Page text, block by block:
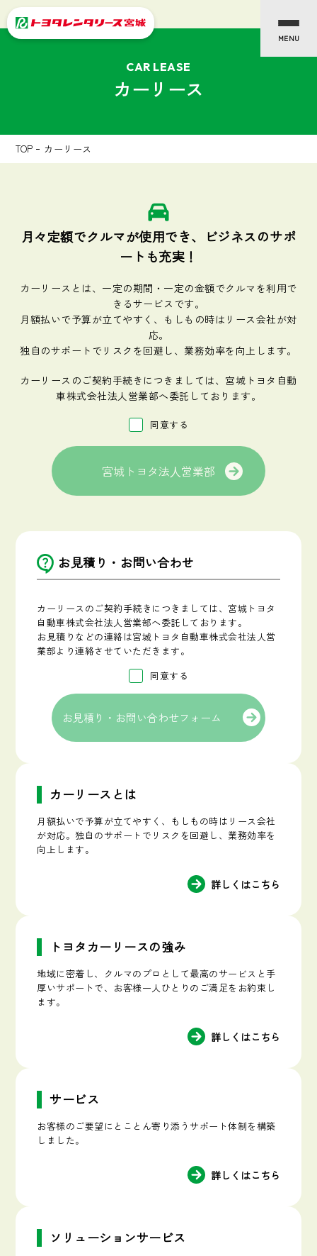
CAR LEASE
カーリース
TOP カーリース
月々定額でクルマが使用でき、ビジネスのサポ
ートも充実！
カーリースとは、一定の期間・一定の金額でクルマを利用で
きるサービスです。
月額払いで予算が立てやすく、もしもの時はリース会社が対
応。
独自のサポートでリスクを回避し、業務効率を向上します。
カーリースのご契約手続きにつきましては、宮城トヨタ自動
車株式会社法人営業部へ委託しております。
同意する
宮城トヨタ法⼈営業部
お見積り・お問い合わせ
カーリースのご契約手続きにつきましては、宮城トヨタ
自動車株式会社法人営業部へ委託しております。
お見積りなどの連絡は宮城トヨタ自動車株式会社法人営
業部より連絡させていただきます。
同意する
お見積り・お問い合わせフォーム
カーリースとは
月額払いで予算が立てやすく、もしもの時はリース会社
が対応。独自のサポートでリスクを回避し、業務効率を
向上します。
詳しくはこちら
トヨタカーリースの強み
地域に密着し、クルマのプロとして最高のサービスと手
厚いサポートで、お客様一人ひとりのご満足をお約束し
ます。
詳しくはこちら
サービス
お客様のご要望にとことん寄り添うサポート体制を構築
しました。
詳しくはこちら
ソリューションサービス